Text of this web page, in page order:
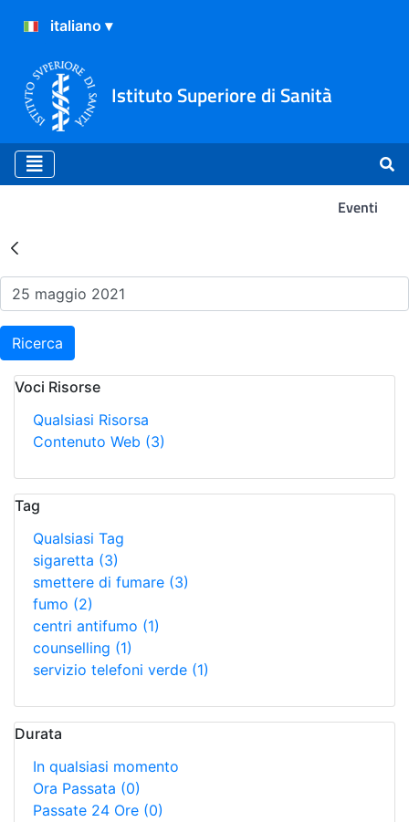
Istituto Superiore di Sanità
Eventi
Risultati della Ricerca -
Ricerca
Voci Risorse
Qualsiasi Risorsa
Contenuto Web (3)
Tag
Qualsiasi Tag
sigaretta (3)
smettere di fumare (3)
fumo (2)
centri antifumo (1)
counselling (1)
servizio telefoni verde (1)
Durata
In qualsiasi momento
Ora Passata (0)
Passate 24 Ore (0)